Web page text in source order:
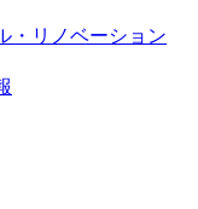
・リノベーション